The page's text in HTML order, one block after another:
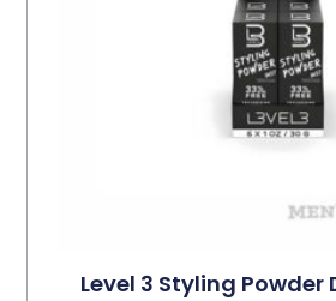
Level 3 Styling Powder